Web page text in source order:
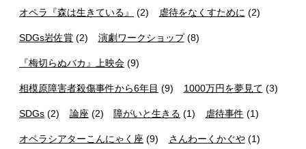
オペラ『森は生きている』 (2) 虐待をなくすために (2)
SDGs岩佐賞 (2) 演劇ワークショップ(8)
『梅切らぬバカ』上映会 (9)
相模原障害者殺傷事件から6年目 (9) 1000万円を夢見て (3)
SDGs (2) 論座 (2) 障がいと生きる (1) 虐待事件 (1)
オペラシアターこんにゃく座 (9) さんわーくかぐや(1)